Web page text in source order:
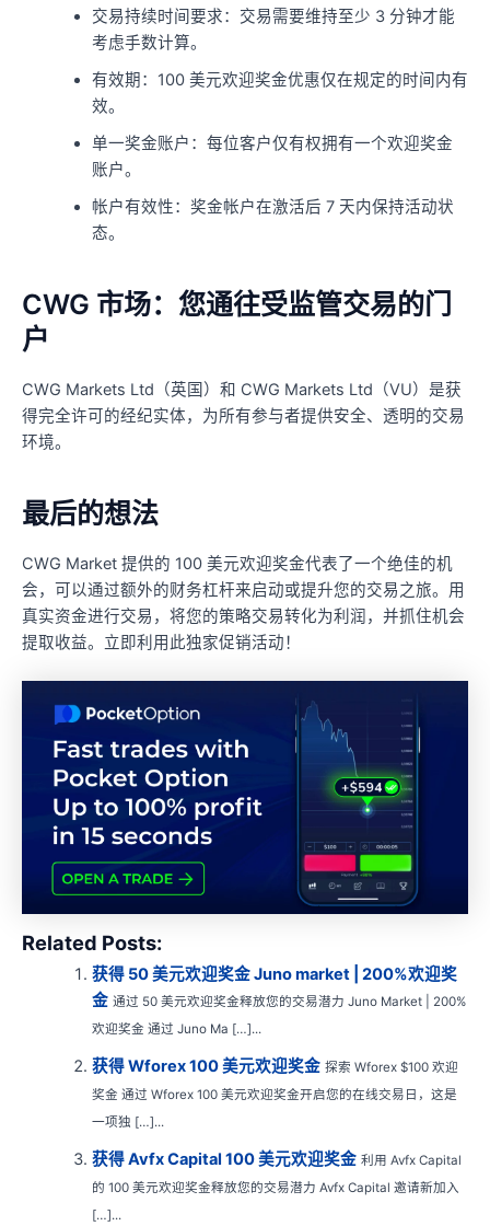
交易持续时间要求：交易需要维持至少 3 分钟才能
考虑手数计算。
有效期：100 美元欢迎奖金优惠仅在规定的时间内有
效。
单一奖金账户：每位客户仅有权拥有一个欢迎奖金
账户。
帐户有效性：奖金帐户在激活后 7 天内保持活动状
态。
CWG 市场：您通往受监管交易的门
户
CWG Markets Ltd（英国）和 CWG Markets Ltd（VU）是获
得完全许可的经纪实体，为所有参与者提供安全、透明的交易
环境。
最后的想法
CWG Market 提供的 100 美元欢迎奖金代表了一个绝佳的机
会，可以通过额外的财务杠杆来启动或提升您的交易之旅。用
真实资金进行交易，将您的策略​​交易转化为利润，并抓住机会
提取收益。立即利用此独家促销活动！
Related Posts:
获得 50 美元欢迎奖金 Juno market | 200%欢迎奖
金 通过 50 美元欢迎奖金释放您的交易潜力 Juno Market | 200%
欢迎奖金 通过 Juno Ma […]...
获得 Wforex 100 美元欢迎奖金 探索 Wforex $100 欢迎
奖金 通过 Wforex 100 美元欢迎奖金开启您的在线交易日，这是
一项独 […]...
获得 Avfx Capital 100 美元欢迎奖金 利用 Avfx Capital
的 100 美元欢迎奖金释放您的交易潜力 Avfx Capital 邀请新加入
[…]...